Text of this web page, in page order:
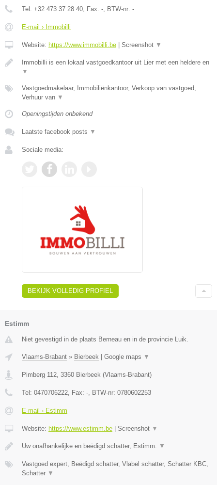
Tel: +32 473 37 28 40, Fax: -, BTW-nr: -
E-mail › Immobilli
Website: https://www.immobilli.be Screenshot ▼
Immobilli is een lokaal vastgoedkantoor uit Lier met een heldere en
▼
Vastgoedmakelaar, Immobiliënkantoor, Verkoop van vastgoed,
Verhuur van ▼
Openingstijden onbekend
Laatste facebook posts ▼
Sociale media:
BEKIJK VOLLEDIG PROFIEL
Estimm
Niet gevestigd in de plaats Berneau en in de provincie Luik.
Vlaams-Brabant » Bierbeek Google maps ▼
Pimberg 112 3360 Bierbeek (Vlaams-Brabant)
Tel: 0470706222 , Fax: - , BTW-nr: 0780602253
E-mail › Estimm
Website: https://www.estimm.be Screenshot ▼
Uw onafhankelijke en beëdigd schatter, Estimm. ▼
Vastgoed expert, Beëdigd schatter, Vlabel schatter, Schatter KBC,
Schatter ▼